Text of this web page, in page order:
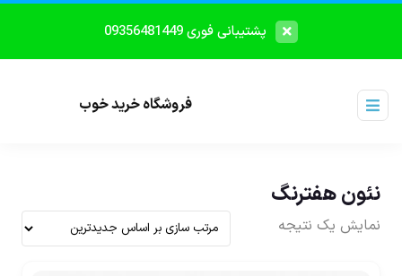
پشتیبانی فوری 09356481449
فروشگاه خرید خوب
نئون هفترنگ
نمایش یک نتیجه